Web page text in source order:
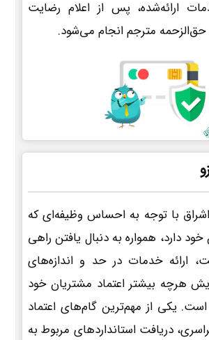
ارائه‌شده، پس از اعلام رضایت
مترجم انجام می‌شود.
با توجه به احساس وظیفه‌ای که
دارد، همواره به دنبال یافتن راهی
ارائه خدمات در حد و اندازه‌های
هرچه بیشتر اعتماد مشتریان خود
یکی از مهم‌ترین گام‌های اعتماد
دریافت استانداردهای مربوط به